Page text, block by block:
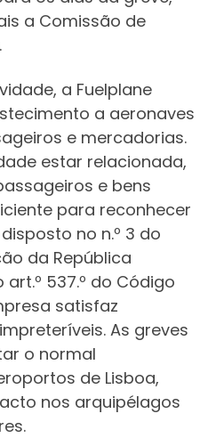
a Comissão de
a Fuelplane
a aeronaves
e mercadorias.
estar relacionada,
e bens
para reconhecer
no n.º 3 do
da República
art.º 537.º do Código
satisfaz
As greves
o normal
de Lisboa,
nos arquipélagos